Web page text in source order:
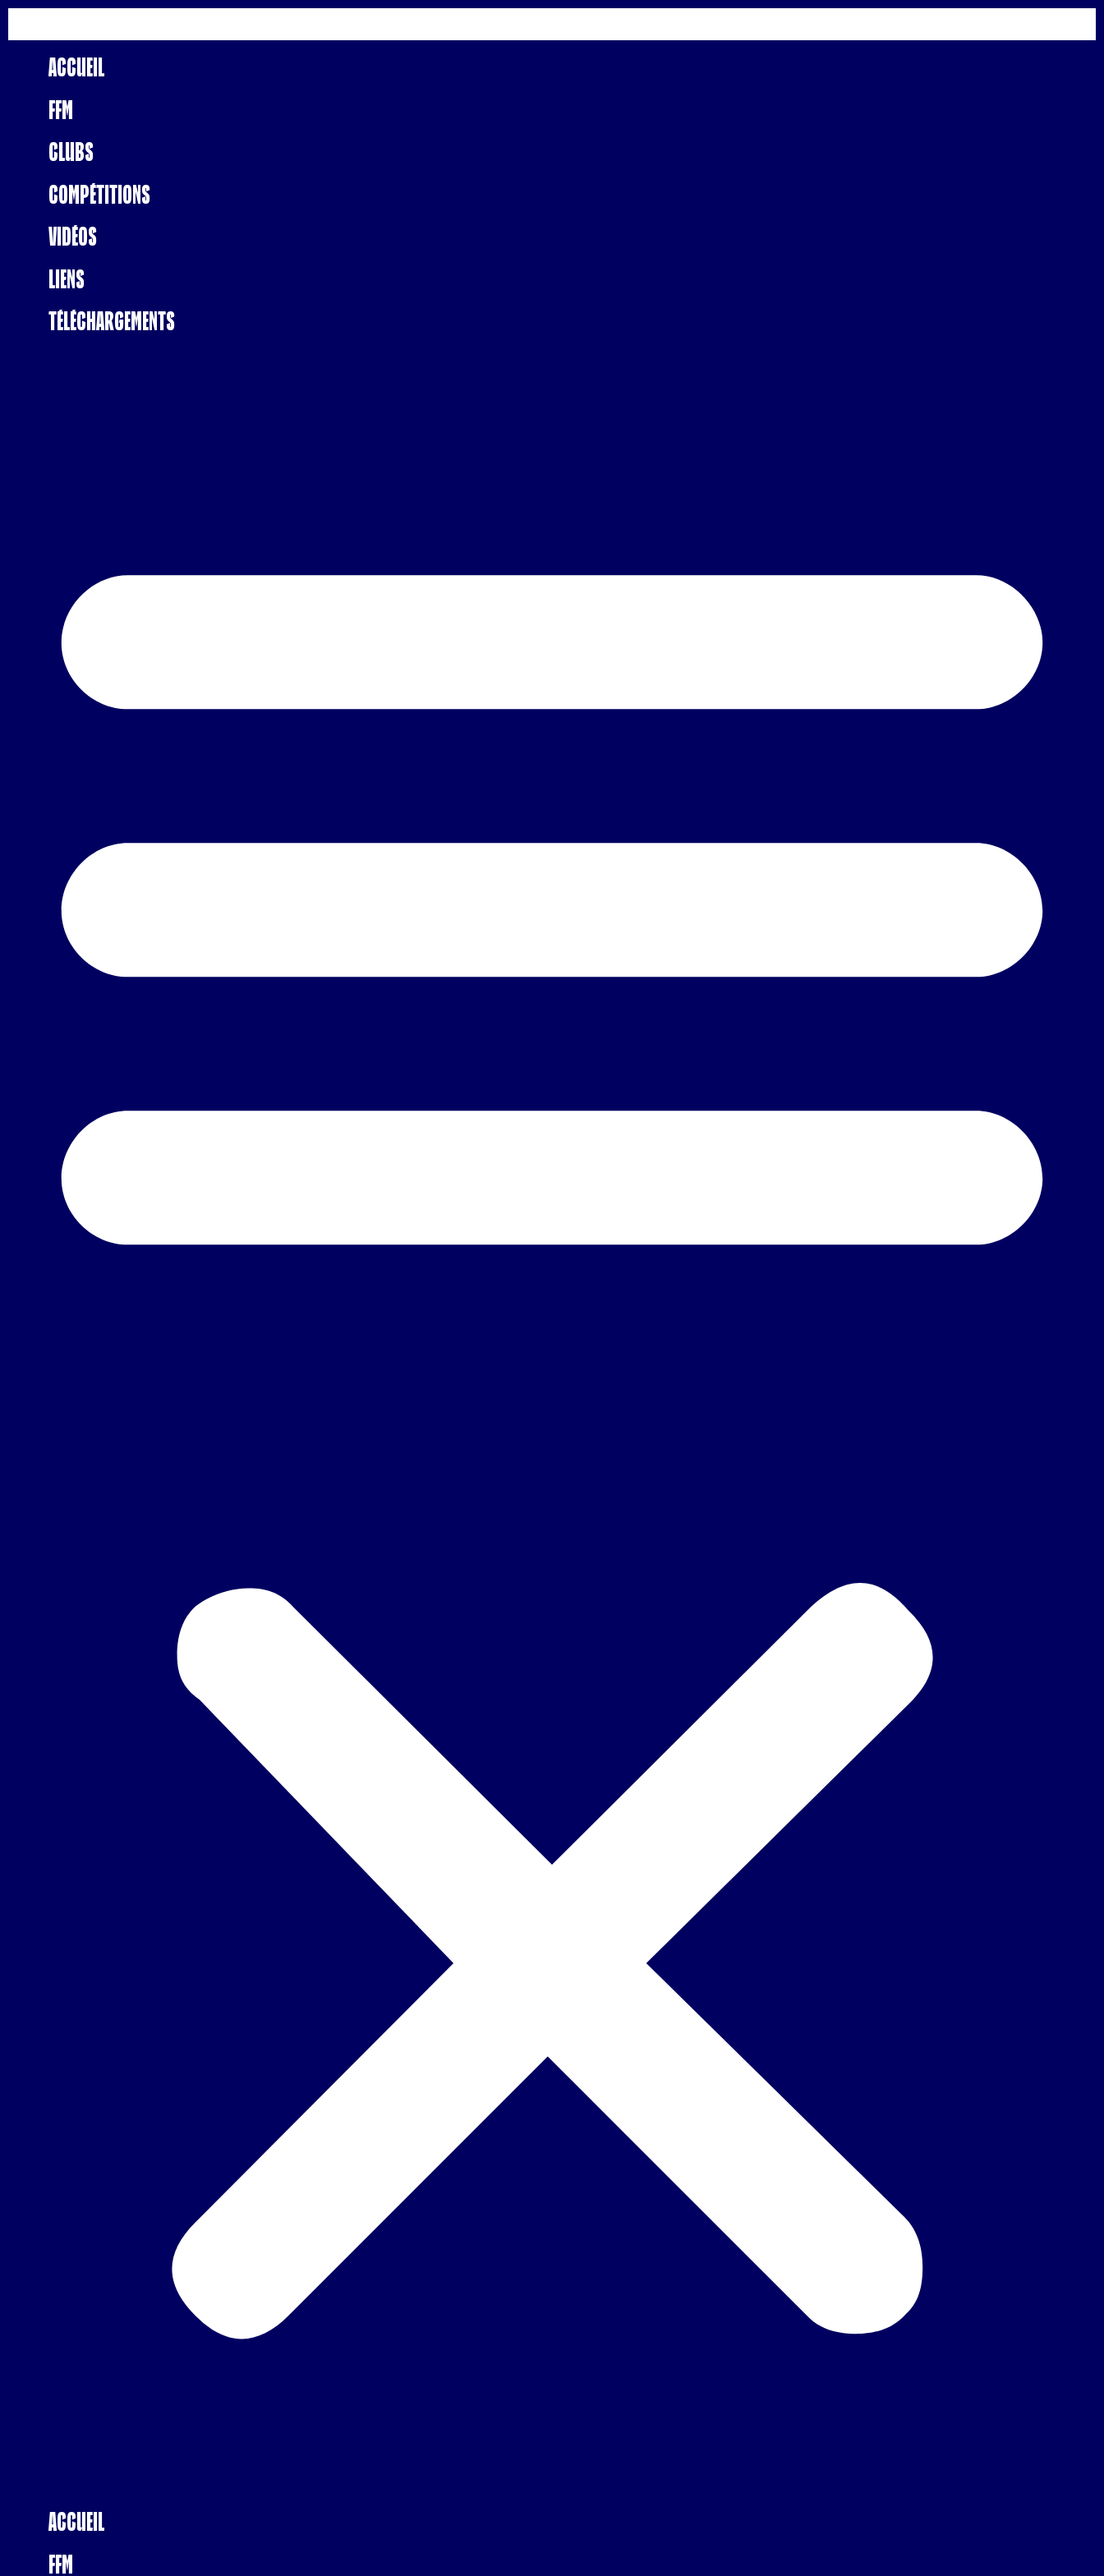
Accueil
FFM
Clubs
Compétitions
Vidéos
Liens
Téléchargements
Accueil
FFM